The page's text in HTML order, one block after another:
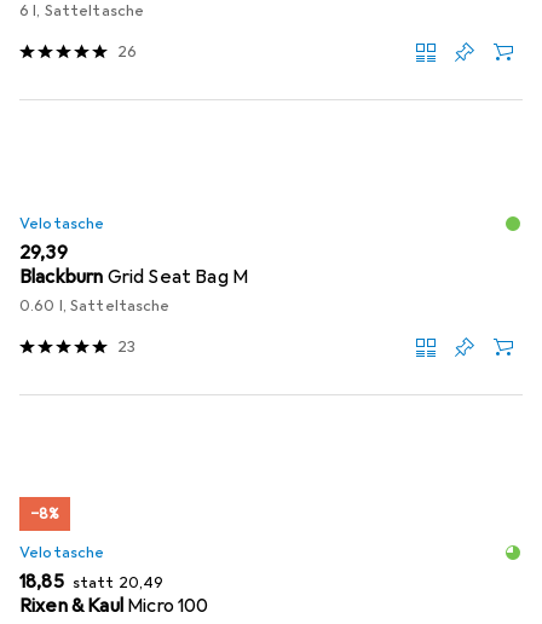
6 l, Satteltasche
26
Velotasche
EUR
29,39
Blackburn Grid Seat Bag M
0.60 l, Satteltasche
23
−8%
Velotasche
EUR
18,85 statt EUR
20,49
Rixen & Kaul Micro 100